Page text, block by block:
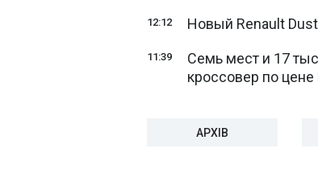
12:12 Новый Renault
11:39
Семь мест и 17
кроссовер по
АРХІВ